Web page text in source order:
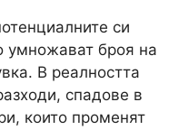
си
умножават броя на
В реалността
спадове в
които променят